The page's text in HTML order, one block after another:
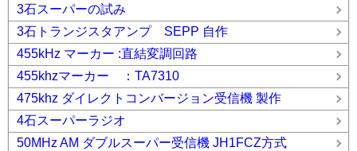
3石スーパーの試み
3石トランジスタアンプ SEPP 自作
455kHz マーカー :直結変調回路
455khzマーカー ：TA7310
475khz ダイレクトコンバージョン受信機 製作
4石スーパーラジオ
50MHz AM ダブルスーパー受信機 JH1FCZ方式